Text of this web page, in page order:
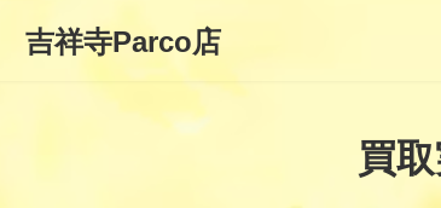
祥寺Parco店
買